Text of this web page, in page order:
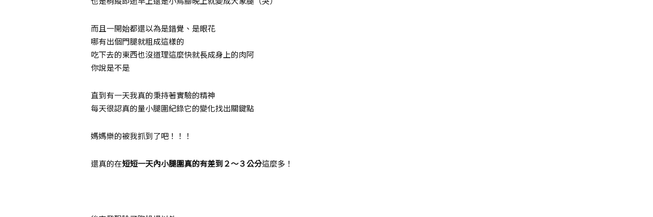
而且一開始都還以為是錯覺、是眼花
哪有出個門腿就粗成這樣的
吃下去的東西也沒道理這麼快就長成身上的肉阿
你說是不是
直到有一天我真的秉持著實驗的精神
每天很認真的量小腿圍紀錄它的變化找出關鍵點
媽媽樂的被我抓到了吧！！！
還真的在短短一天內小腿圍真的有差到２～３公分這麼多！